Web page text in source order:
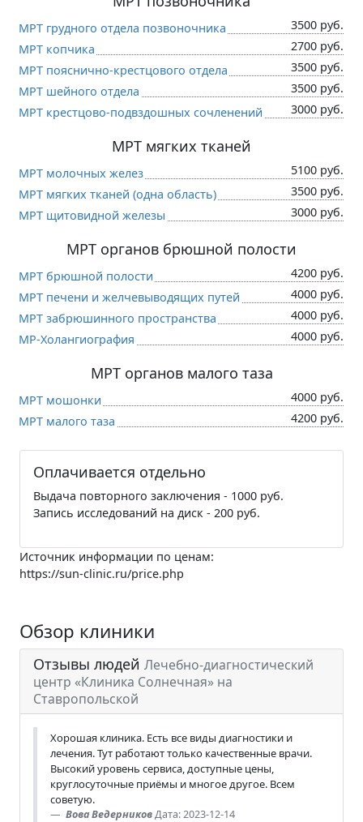
МРТ грудного отдела позвоночника
3500 руб.
МРТ копчика
2700 руб.
МРТ пояснично-крестцового отдела
3500 руб.
МРТ шейного отдела
3500 руб.
МРТ крестцово-подвздошных сочленений
3000 руб.
МРТ мягких тканей
МРТ молочных желез
5100 руб.
МРТ мягких тканей (одна область)
3500 руб.
МРТ щитовидной железы
3000 руб.
МРТ органов брюшной полости
МРТ брюшной полости
4200 руб.
МРТ печени и желчевыводящих путей
4000 руб.
МРТ забрюшинного пространства
4000 руб.
МР-Холангиография
4000 руб.
МРТ органов малого таза
МРТ мошонки
4000 руб.
МРТ малого таза
4200 руб.
Оплачивается отдельно
Выдача повторного заключения - 1000 руб.
Запись исследований на диск - 200 руб.
Источник информации по ценам:
https://sun-clinic.ru/price.php
Обзор клиники
Отзывы людей Лечебно-диагностический
центр «Клиника Солнечная» на
Ставропольской
Хорошая клиника. Есть все виды диагностики и
лечения. Тут работают только качественные врачи.
Высокий уровень сервиса, доступные цены,
круглосуточные приёмы и многое другое. Всем
советую.
Вова ВедерниковДата: 2023-12-14